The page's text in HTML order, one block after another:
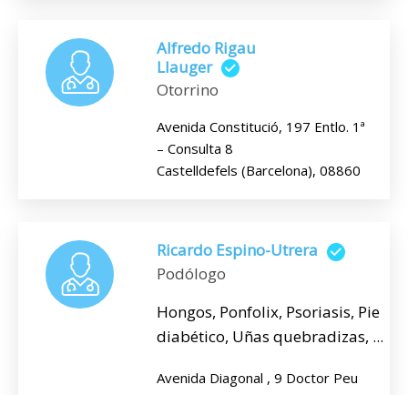
Alfredo Rigau
Llauger
Otorrino
Avenida Constitució, 197 Entlo. 1ª
– Consulta 8
Castelldefels (Barcelona), 08860
Ricardo Espino-Utrera
Podólogo
Hongos, Ponfolix, Psoriasis, Pie
diabético, Uñas quebradizas, ...
Avenida Diagonal , 9 Doctor Peu